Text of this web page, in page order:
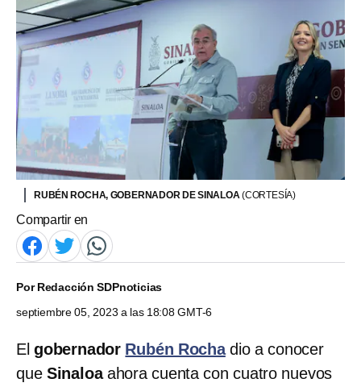
RUBÉN ROCHA, GOBERNADOR DE SINALOA(CORTESÍA)
Compartir en
PorRedacción SDPnoticias
septiembre 05, 2023 a las 18:08 GMT-6
El gobernador Rubén Rochadio a conocer
que Sinaloaahora cuenta con cuatro nuevos